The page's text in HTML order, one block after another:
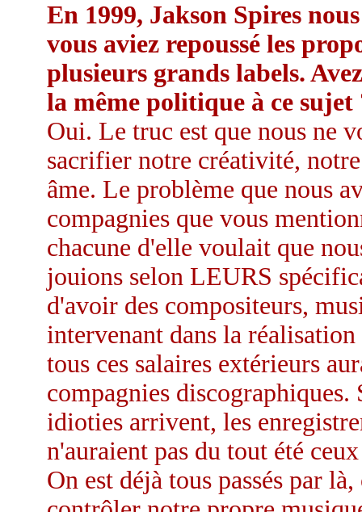
En 1999, Jakson Spires
vous aviez repoussé les
plusieurs grands labels.
la même politique à ce sujet
Oui. Le truc est que nous ne
sacrifier notre créativité,
âme. Le problème que nous
compagnies que vous
chacune d'elle voulait que
jouions selon LEURS
d'avoir des compositeurs,
intervenant dans la
tous ces salaires extérieurs
compagnies discographiques.
idioties arrivent, les
n'auraient pas du tout été
On est déjà tous passés par